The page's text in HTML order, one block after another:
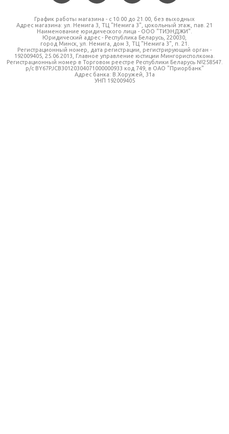
График работы магазина - c 10.00 до 21.00, без выходных
Адрес магазина: ул. Немига 3, ТЦ "Немига 3", цокольный этаж, пав. 21
Наименование юридического лица - ООО "ТИЭНДЖИ".
Юридический адрес - Республика Беларусь, 220030,
город Минск, ул. Немига, дом 3, ТЦ "Немига 3", п. 21.
Регистрационный номер, дата регистрации, регистрирующий орган -
192009405, 25.06.2013, Главное управление юстиции Мингорисполкома.
Регистрационный номер в Торговом реестре Республики Беларусь №258547.
р/с BY67PJCB30120304071000000933 код 749, в ОАО "Приорбанк"
Адрес банка: В.Хоружей, 31а
УНП 192009405